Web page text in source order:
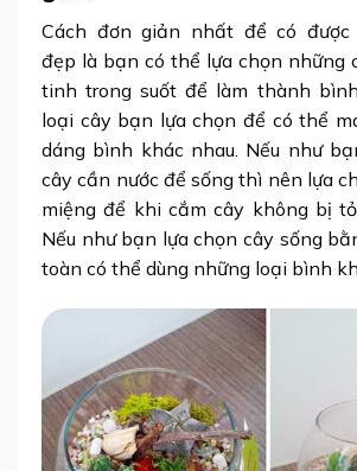
Cách đơn giản nhất để có được
đẹp là bạn có thể lựa chọn những
tinh trong suốt để làm thành
loại cây bạn lựa chọn để có thể
dáng bình khác nhau. Nếu như
cây cần nước để sống thì nên lựa
miệng để khi cắm cây không bị
Nếu như bạn lựa chọn cây sống
toàn có thể dùng những loại bình